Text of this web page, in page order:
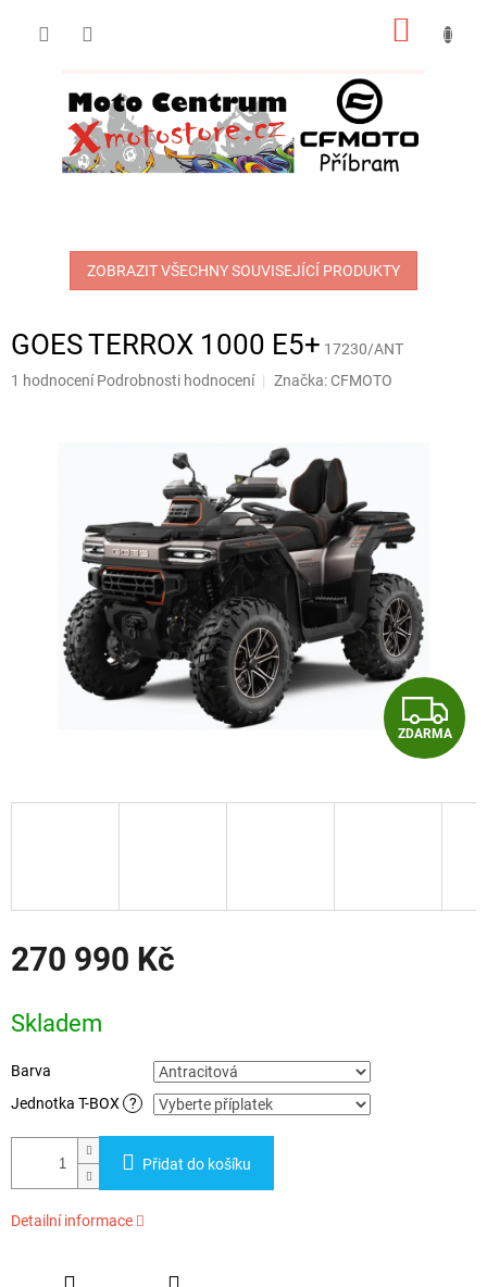
GOES TERROX 1000 E5+ 17230/ANT
Průměrné
1 hodnocení Podrobnosti hodnocení Značka:CFMOTO
Z
D
A
ZDARMA
270 990 Kč
cena:
Skladem
Barva
Jednotka T-BOX ?
Přidat do košíku
Detailní informace
ZOBRAZIT VŠECHNY SOUVISEJÍCÍ PRODUKTY